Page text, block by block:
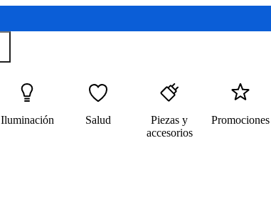
Iluminación Salud
Piezas y
accesorios
Promociones